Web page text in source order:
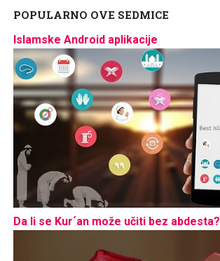
POPULARNO OVE SEDMICE
Islamske Android aplikacije
Da li se Kur´an može učiti bez abdesta?